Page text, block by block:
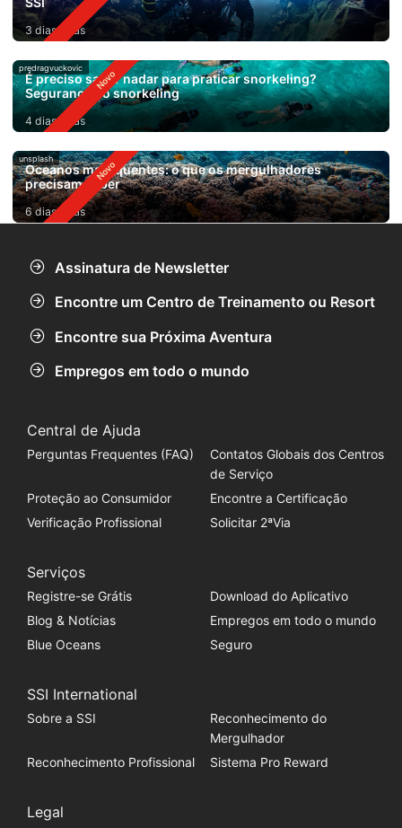
3 dias atrás
predragvuckovic
É preciso saber nadar para praticar snorkeling?
Segurança no snorkeling
4 dias atrás
unsplash
Oceanos mais quentes: o que os mergulhadores
precisam saber
6 dias atrás
Assinatura de Newsletter
Encontre um Centro de Treinamento ou Resort
Encontre sua Próxima Aventura
Empregos em todo o mundo
Central de Ajuda
Perguntas Frequentes (FAQ)
Contatos Globais dos Centros
de Serviço
Proteção ao Consumidor
Encontre a Certificação
Verificação Profissional
Solicitar 2ªVia
Serviços
Registre-se Grátis
Download do Aplicativo
Blog & Notícias
Empregos em todo o mundo
Blue Oceans
Seguro
SSI International
Sobre a SSI
Reconhecimento do
Mergulhador
Reconhecimento Profissional
Sistema Pro Reward
Legal